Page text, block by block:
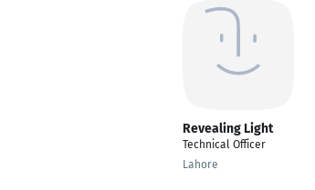
Revealing Light
Technical Officer
Lahore